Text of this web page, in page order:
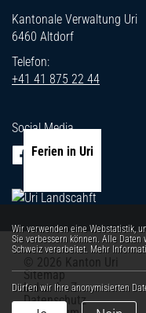
Kantonale Verwaltung Uri
6460 Altdorf
Telefon:
+41 41 875 22 44
Social Media
Ferien in Uri
© 2026 Kanton Uri
Toolbar
Sitemap
Index A - Z
Datenschutz
Webstatistik
Wir verwenden eine Webstatistik,
Sie verbessern können. Alle
Schweiz verarbeitet. Mehr
Dürfen wir Ihre anonymisierten